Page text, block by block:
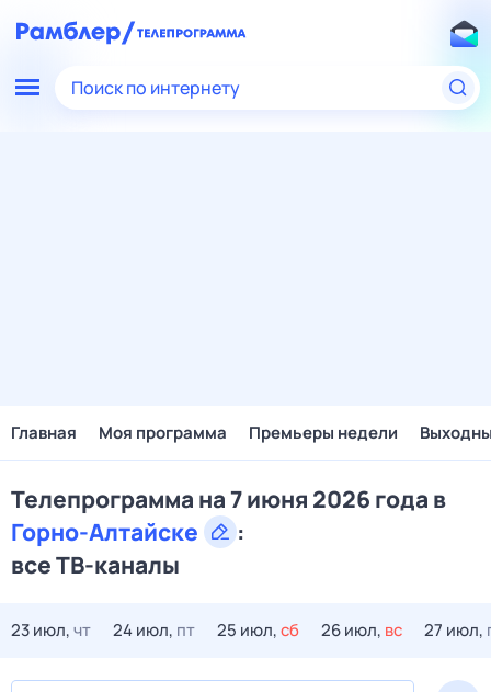
Поиск по интернету
Главная Моя программа Премьеры недели
Телепрограмма на 7 июня 2026 года в
Горно-Алтайске
:
все ТВ-каналы
23 июл,чт 24 июл, пт 25 июл,сб 26 июл, вс 27 июл,